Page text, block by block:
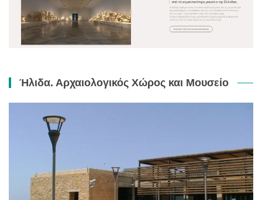
Ήλιδα. Αρχαιολογικός Χώρος και Μουσείο